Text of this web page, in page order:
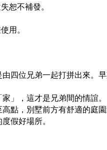
恕不補發。
用。
四位兄弟一起打拼出來。
」，這才是兄弟間的情誼。
點，別墅前方有舒適的庭
假好場所。